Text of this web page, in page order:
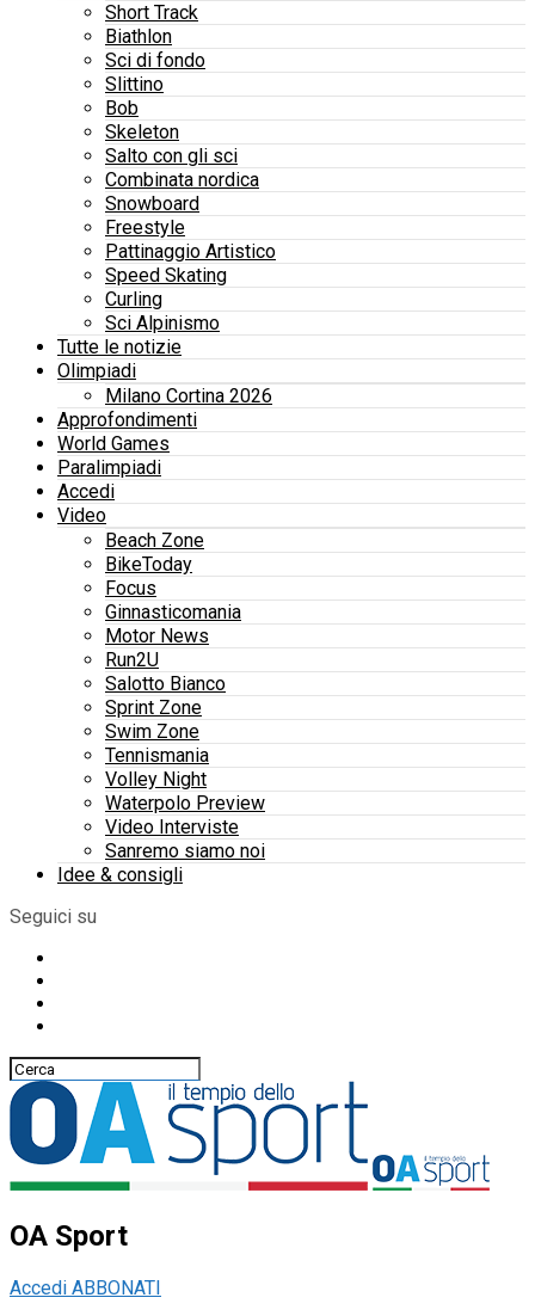
Short Track
Biathlon
Sci di fondo
Slittino
Bob
Skeleton
Salto con gli sci
Combinata nordica
Snowboard
Freestyle
Pattinaggio Artistico
Speed Skating
Curling
Sci Alpinismo
Tutte le notizie
Olimpiadi
Milano Cortina 2026
Approfondimenti
World Games
Paralimpiadi
Accedi
Video
Beach Zone
BikeToday
Focus
Ginnasticomania
Motor News
Run2U
Salotto Bianco
Sprint Zone
Swim Zone
Tennismania
Volley Night
Waterpolo Preview
Video Interviste
Sanremo siamo noi
Idee & consigli
Seguici su
OA Sport
Accedi ABBONATI